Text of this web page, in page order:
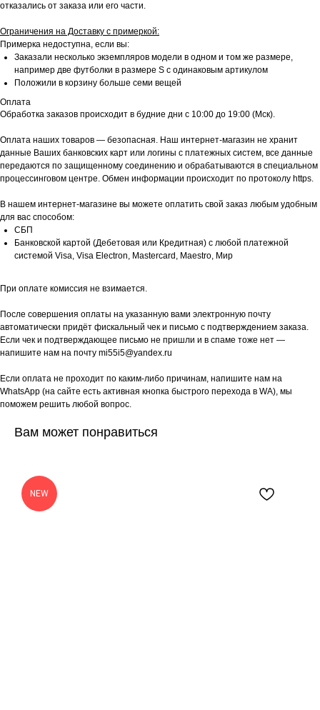
отказались от заказа или его части.
Ограничения на Доставку с примеркой:
Примерка недоступна, если вы:
Заказали несколько экземпляров модели в одном и том же размере,
например две футболки в размере S с одинаковым артикулом
Положили в корзину больше семи вещей
Оплата
Обработка заказов происходит в будние дни с 10:00 до 19:00 (Мск).
Оплата наших товаров — безопасная. Наш интернет-магазин не хранит
данные Ваших банковских карт или логины с платежных систем, все данные
передаются по защищенному соединению и обрабатываются в специальном
процессинговом центре. Обмен информации происходит по протоколу https.
В нашем интернет-магазине вы можете оплатить свой заказ любым удобным
для вас способом:
СБП
Банковской картой (Дебетовая или Кредитная) с любой платежной
системой Visa, Visa Electron, Mastercard, Maestro, Мир
При оплате комиссия не взимается.
После совершения оплаты на указанную вами электронную почту
автоматически придёт фискальный чек и письмо с подтверждением заказа.
Если чек и подтверждающее письмо не пришли и в спаме тоже нет —
напишите нам на почту mi55i5@yandex.ru
Если оплата не проходит по каким-либо причинам, напишите нам на
WhatsApp (на сайте есть активная кнопка быстрого перехода в WA), мы
поможем решить любой вопрос.
Вам может понравиться
NEW